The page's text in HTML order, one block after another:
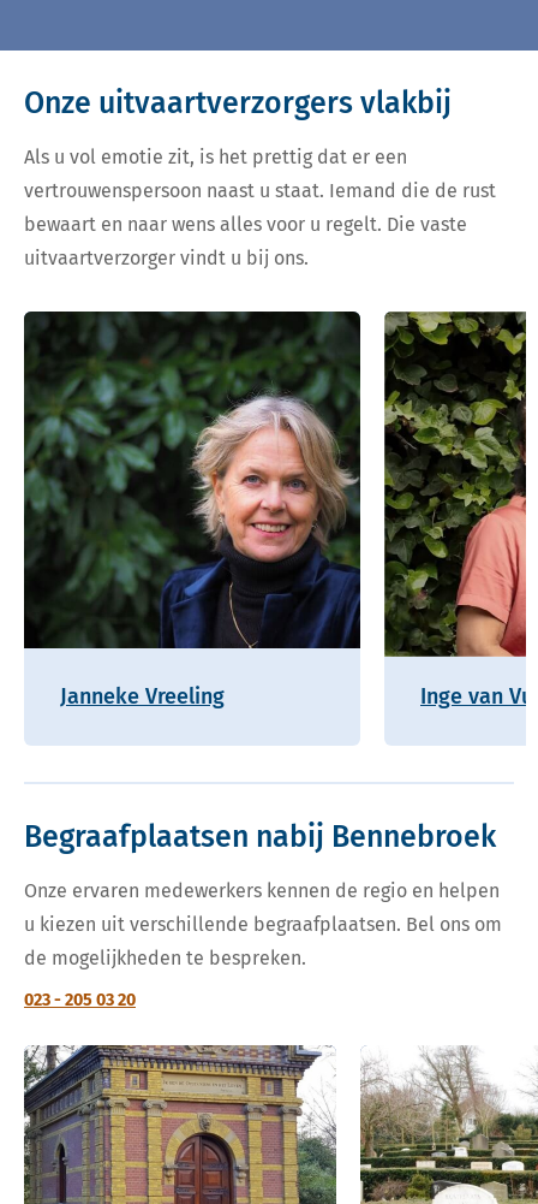
Onze uitvaartverzorgers vlakbij
Als u vol emotie zit, is het prettig dat er een
vertrouwenspersoon naast u staat. Iemand die de rust
bewaart en naar wens alles voor u regelt. Die vaste
uitvaartverzorger vindt u bij ons.
Janneke Vreeling Inge van
Begraafplaatsen nabij Bennebroek
Onze ervaren medewerkers kennen de regio en helpen
u kiezen uit verschillende begraafplaatsen. Bel ons om
de mogelijkheden te bespreken.
023 - 205 03 20